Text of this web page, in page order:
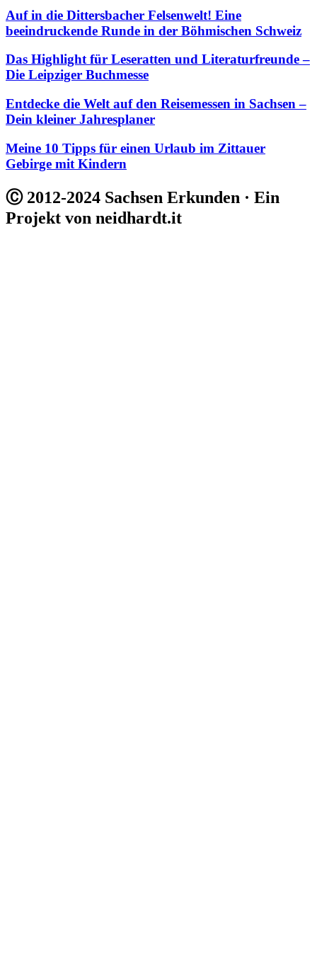
Auf in die Dittersbacher Felsenwelt! Eine
beeindruckende Runde in der Böhmischen Schweiz
Das Highlight für Leseratten und Literaturfreunde –
Die Leipziger Buchmesse
Entdecke die Welt auf den Reisemessen in Sachsen –
Dein kleiner Jahresplaner
Meine 10 Tipps für einen Urlaub im Zittauer
Gebirge mit Kindern
Ⓒ 2012-2024 Sachsen Erkunden · Ein
Projekt von neidhardt.it